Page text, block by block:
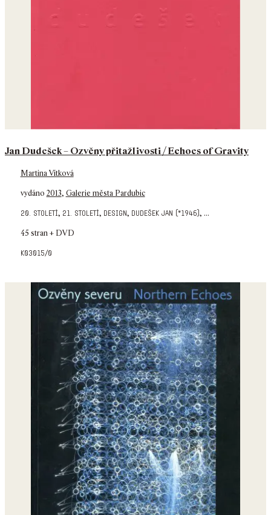
Jan Dudešek – Ozvěny přitažlivosti / Echoes of Gravity
Martina Vítková
vydáno 2013, Galerie města Pardubic
20. století, 21. století, design, dudešek jan (*1946) , ...
45 stran + DVD
k03015/0